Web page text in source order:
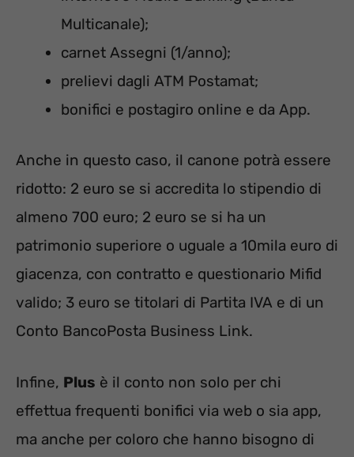
Multicanale);
carnet Assegni (1/anno);
prelievi dagli ATM Postamat;
bonifici e postagiro online e da App.
Anche in questo caso, il canone potrà essere
ridotto: 2 euro se si accredita lo stipendio di
almeno 700 euro; 2 euro se si ha un
patrimonio superiore o uguale a 10mila euro di
giacenza, con contratto e questionario Mifid
valido; 3 euro se titolari di Partita IVA e di un
Conto BancoPosta Business Link.
Infine, Plus è il conto non solo per chi
effettua frequenti bonifici via web o sia app,
ma anche per coloro che hanno bisogno di